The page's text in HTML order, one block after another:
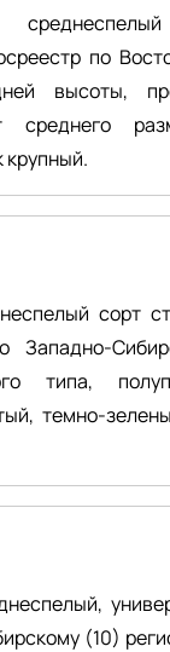
по
высоты,
среднего
крупный.
сорт
Западно-
типа,
темно-
(10)